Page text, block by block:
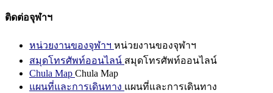
ติดต่อจุฬาฯ
หน่วยงานของจุฬาฯ หน่วยงานของจุฬาฯ
สมุดโทรศัพท์ออนไลน์ สมุดโทรศัพท์ออนไลน์
Chula Map Chula Map
แผนที่และการเดินทาง แผนที่และการเดินทาง